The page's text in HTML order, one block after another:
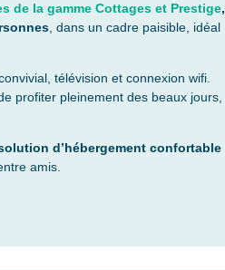
de la gamme Cottages et Prestige,
, dans un cadre paisible, idéal
télévision et connexion wifi.
profiter pleinement des beaux jours,
d’hébergement confortable
amis.